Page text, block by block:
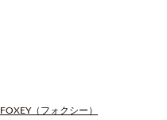
FOXEY（フォクシー）